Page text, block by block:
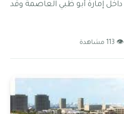
إمارة أبو ظبي العاصمة وقد
👁 113 مشاهدة